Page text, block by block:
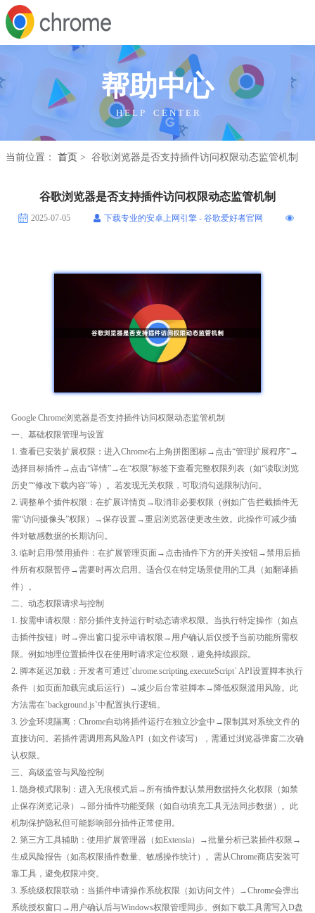
帮助中心
H E L P C E N T E R
当前位置： 首页 > 谷歌浏览器是否支持插件访问权限动态监管机制
谷歌浏览器是否支持插件访问权限动态监管机制
2025-07-05 下载专业的安卓上网引擎 - 谷歌爱好者官网
Google Chrome浏览器是否支持插件访问权限动态监管机制
一、基础权限管理与设置
1. 查看已安装扩展权限：进入Chrome右上角拼图图标→点击“管理扩展程序”→
选择目标插件→点击“详情”→在“权限”标签下查看完整权限列表（如“读取浏览
历史”“修改下载内容”等）。若发现无关权限，可取消勾选限制访问。
2. 调整单个插件权限：在扩展详情页→取消非必要权限（例如广告拦截插件无
需“访问摄像头”权限）→保存设置→重启浏览器使更改生效。此操作可减少插
件对敏感数据的长期访问。
3. 临时启用/禁用插件：在扩展管理页面→点击插件下方的开关按钮→禁用后插
件所有权限暂停→需要时再次启用。适合仅在特定场景使用的工具（如翻译插
件）。
二、动态权限请求与控制
1. 按需申请权限：部分插件支持运行时动态请求权限。当执行特定操作（如点
击插件按钮）时→弹出窗口提示申请权限→用户确认后仅授予当前功能所需权
限。例如地理位置插件仅在使用时请求定位权限，避免持续跟踪。
2. 脚本延迟加载：开发者可通过`chrome.scripting.executeScript` API设置脚本执行
条件（如页面加载完成后运行）→减少后台常驻脚本→降低权限滥用风险。此
方法需在`background.js`中配置执行逻辑。
3. 沙盒环境隔离：Chrome自动将插件运行在独立沙盒中→限制其对系统文件的
直接访问。若插件需调用高风险API（如文件读写），需通过浏览器弹窗二次确
认权限。
三、高级监管与风险控制
1. 隐身模式限制：进入无痕模式后→所有插件默认禁用数据持久化权限（如禁
止保存浏览记录）→部分插件功能受限（如自动填充工具无法同步数据）。此
机制保护隐私但可能影响部分插件正常使用。
2. 第三方工具辅助：使用扩展管理器（如Extensia）→批量分析已装插件权限→
生成风险报告（如高权限插件数量、敏感操作统计）。需从Chrome商店安装可
靠工具，避免权限冲突。
3. 系统级权限联动：当插件申请操作系统权限（如访问文件）→Chrome会弹出
系统授权窗口→用户确认后与Windows权限管理同步。例如下载工具需写入D盘